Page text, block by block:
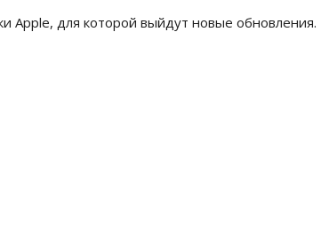
Apple, для которой выйдут новые обновления.